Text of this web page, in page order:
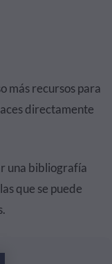
más recursos para
directamente
una bibliografía
que se puede